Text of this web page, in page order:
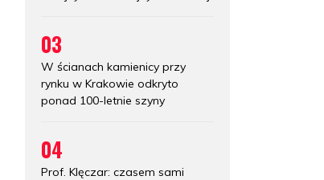
03
W ścianach kamienicy przy
rynku w Krakowie odkryto
ponad 100-letnie szyny
04
Prof. Klęczar: czasem sami